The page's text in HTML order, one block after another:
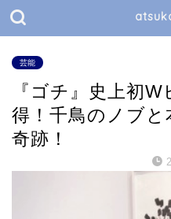
芸能
『ゴチ』史上初
得！千鳥のノブ
奇跡！